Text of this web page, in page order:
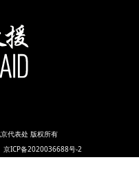
代表处 版权所有
京ICP备2020036688号-2